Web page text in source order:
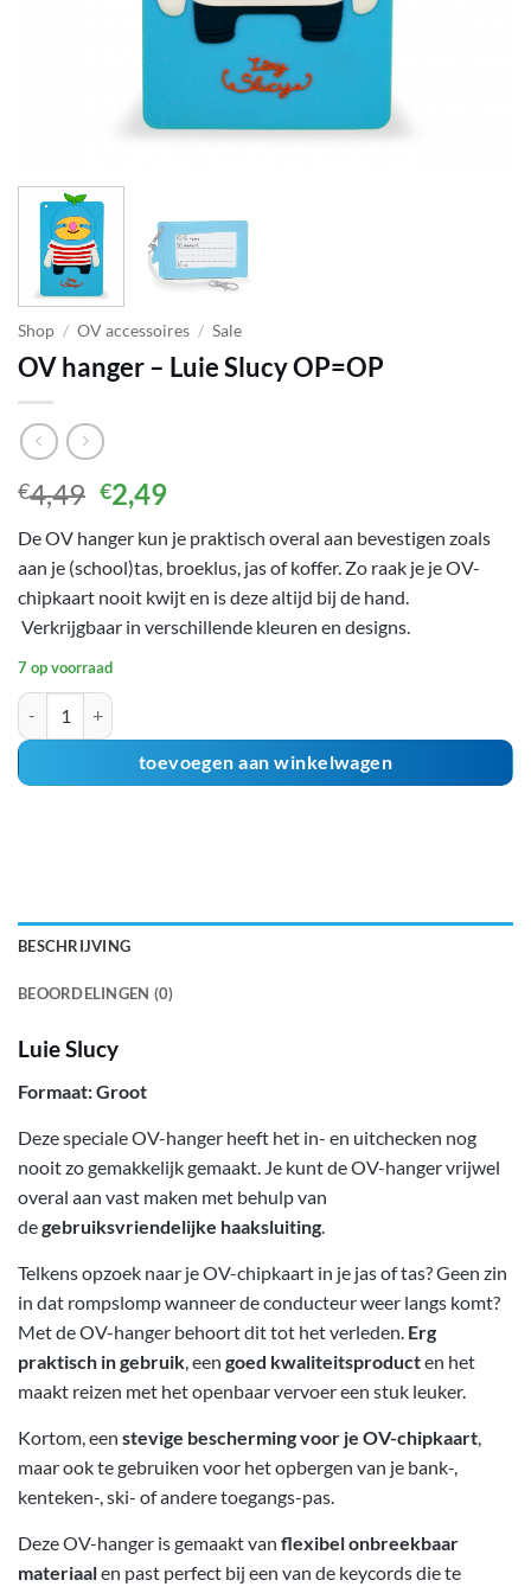
Shop / OV accessoires / Sale
OV hanger – Luie Slucy OP=OP
€4,49 Oorspronkelijke
prijs
was:
€4,49.
€2,49Huidige
is:
€2,49.
De OV hanger kun je praktisch overal aan bevestigen zoals
aan je (school)tas, broeklus, jas of koffer. Zo raak je je OV-
chipkaart nooit kwijt en is deze altijd bij de hand.
Verkrijgbaar in verschillende kleuren en designs.
7 op voorraad
OV hanger - Luie Slucy OP=OP aantal
toevoegen aan winkelwagen
BESCHRIJVING
BEOORDELINGEN (0)
Luie Slucy
Formaat: Groot
Deze speciale OV-hanger heeft het in- en uitchecken nog
nooit zo gemakkelijk gemaakt. Je kunt de OV-hanger vrijwel
overal aan vast maken met behulp van
degebruiksvriendelijke haaksluiting.
Telkens opzoek naar je OV-chipkaart in je jas of tas? Geen zin
in dat rompslomp wanneer de conducteur weer langs komt?
Met de OV-hanger behoort dit tot het verleden. Erg
praktisch in gebruik, een goed kwaliteitsproducten het
maakt reizen met het openbaar vervoer een stuk leuker.
Kortom, een stevige bescherming voor je OV-chipkaart,
maar ook te gebruiken voor het opbergen van je bank-,
kenteken-, ski- of andere toegangs-pas.
Deze OV-hanger is gemaakt van flexibel onbreekbaar
materiaalen past perfect bij een van de keycords die te